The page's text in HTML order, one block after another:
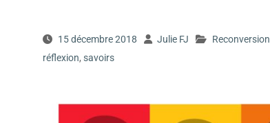
15 décembre 2018 Julie FJ Reconversion
réflexion, savoirs